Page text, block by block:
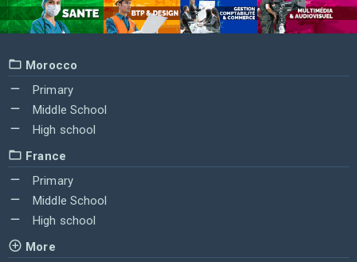
Morocco
Primary
Middle School
High school
France
Primary
Middle School
High school
More